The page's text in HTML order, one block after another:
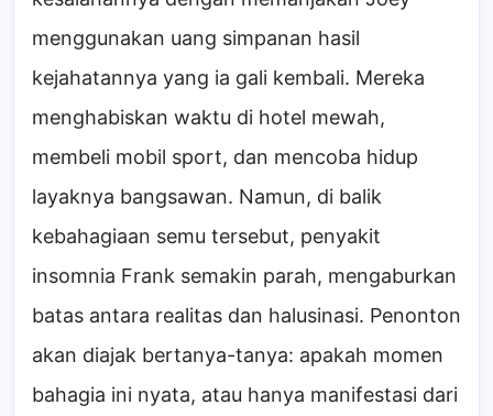
menggunakan uang simpanan hasil
kejahatannya yang ia gali kembali. Mereka
menghabiskan waktu di hotel mewah,
membeli mobil sport, dan mencoba hidup
layaknya bangsawan. Namun, di balik
kebahagiaan semu tersebut, penyakit
insomnia Frank semakin parah, mengaburkan
batas antara realitas dan halusinasi. Penonton
akan diajak bertanya-tanya: apakah momen
bahagia ini nyata, atau hanya manifestasi dari